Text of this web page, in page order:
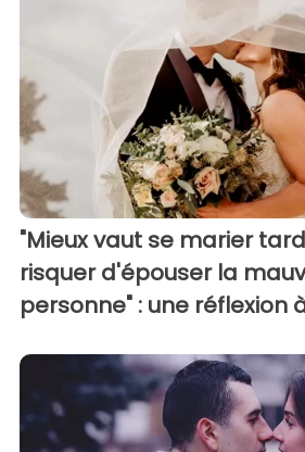
"Mieux vaut se marier
risquer d'épouser la
personne" : une réflexion